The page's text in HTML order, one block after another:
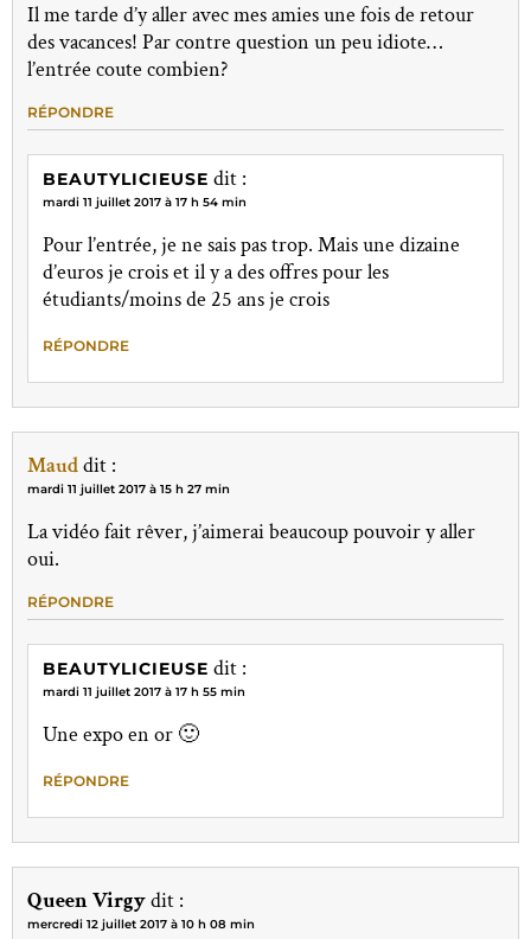
Il me tarde d’y aller avec mes amies une fois de retour
des vacances! Par contre question un peu idiote…
l’entrée coute combien?
RÉPONDRE
BEAUTYLICIEUSE dit :
mardi 11 juillet 2017 à 17 h 54 min
Pour l’entrée, je ne sais pas trop. Mais une dizaine
d’euros je crois et il y a des offres pour les
étudiants/moins de 25 ans je crois
RÉPONDRE
Mauddit :
mardi 11 juillet 2017 à 15 h 27 min
La vidéo fait rêver, j’aimerai beaucoup pouvoir y aller
oui.
RÉPONDRE
BEAUTYLICIEUSE dit :
mardi 11 juillet 2017 à 17 h 55 min
Une expo en or 🙂
RÉPONDRE
Queen Virgydit :
mercredi 12 juillet 2017 à 10 h 08 min